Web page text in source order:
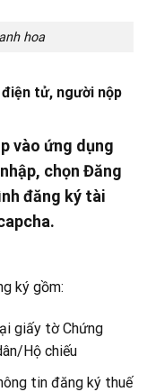
hoa
tử, người nộp
vào ứng dụng
chọn Đăng
đăng ký tài
ký gồm:
giấy tờ Chứng
Hộ chiếu
tin đăng ký thuế